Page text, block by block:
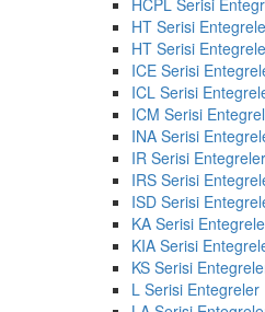
HCPL Serisi
HT Serisi
HT Serisi
ICE Serisi
ICL Serisi
ICM Serisi
INA Serisi
IR Serisi Entegreler
IRS Serisi
ISD Serisi
KA Serisi
KIA Serisi
KS Serisi
L Serisi Entegreler